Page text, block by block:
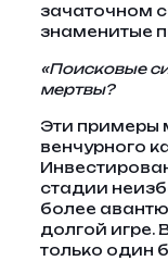
зачаточном
знаменитые
«Поисковые
мертвы?
Эти примеры
венчурного
стадии
более
долгой игре.
только один